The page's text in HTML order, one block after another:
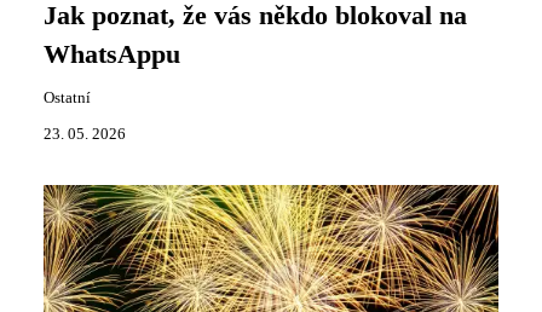
Jak poznat, že vás někdo blokoval na
WhatsAppu
Ostatní
23. 05. 2026